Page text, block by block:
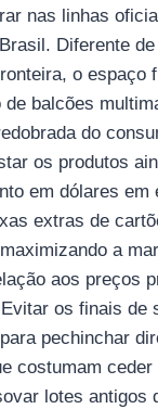
nas linhas
Diferente de
o espaço
de balcões
do
os produtos
em dólares em
extras de
a
aos preços
os finais de
pechinchar
costumam ceder
lotes antigos